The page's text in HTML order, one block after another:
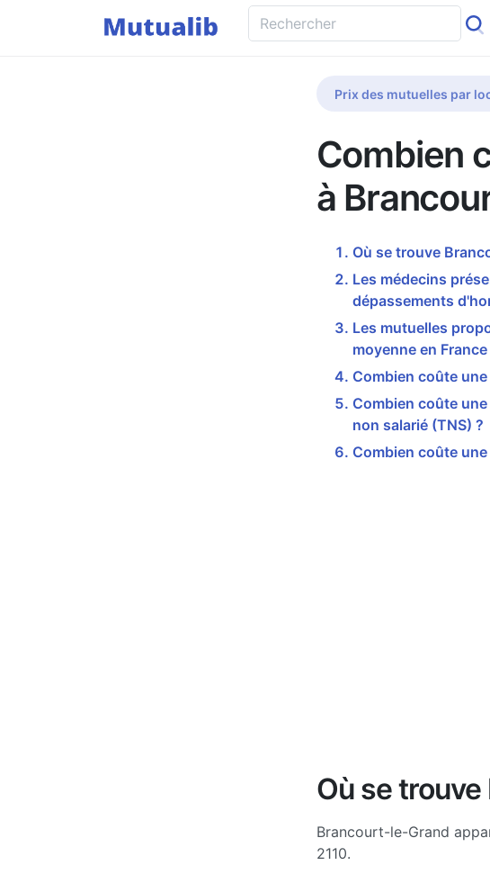
Prix des mutuelles par
Combien
à
Où se trouve
Les médecins
dépassements
Les mutuelles
moyenne en France
Combien coûte
Combien coûte
non salarié (TNS) ?
Combien coûte
Où se
Brancourt-le-Grand
2110.